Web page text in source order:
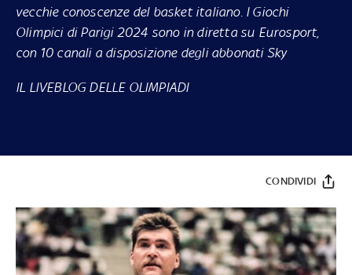
vecchie conoscenze del basket italiano. I Giochi
Olimpici di Parigi 2024 sono in diretta su Eurosport,
con 10 canali a disposizione degli abbonati Sky
IL LIVEBLOG DELLE OLIMPIADI
CONDIVIDI